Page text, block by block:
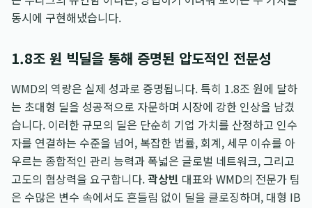
동시에 구현해냈습니다.
1.8조 원 빅딜을 통해 증명된 압도적인 전문성
WMD의 역량은 실제 성과로 증명됩니다. 특히 1.8조 원에 달하
는 초대형 딜을 성공적으로 자문하며 시장에 강한 인상을 남겼
습니다. 이러한 규모의 딜은 단순히 기업 가치를 산정하고 인수
자를 연결하는 수준을 넘어, 복잡한 법률, 회계, 세무 이슈를 아
우르는 종합적인 관리 능력과 폭넓은 글로벌 네트워크, 그리고
고도의 협상력을 요구합니다.곽상빈 대표와 WMD의 전문가 팀
은 수많은 변수 속에서도 흔들림 없이 딜을 클로징하며, 대형 IB